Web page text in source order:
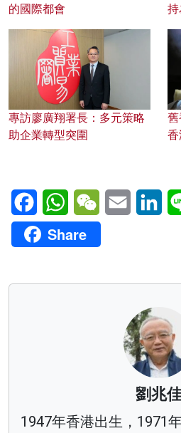
的國際都會
專訪廖廣翔署長：多元策略
助企業轉型突圍
FacebookWhatsAppWeChatEmail
Share
劉兆
1947年香港出生，1971